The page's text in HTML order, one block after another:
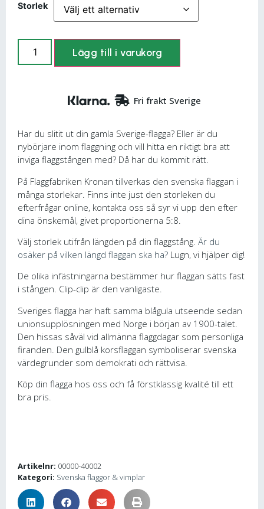
Storlek
Lägg till i varukorg
Fri frakt Sverige
Har du slitit ut din gamla Sverige-flagga? Eller är du
nybörjare inom flaggning och vill hitta en riktigt bra att
inviga flaggstången med? Då har du kommit rätt.
På Flaggfabriken Kronan tillverkas den svenska flaggan i
många storlekar. Finns inte just den storleken du
efterfrågar online, kontakta oss så syr vi upp den efter
dina önskemål, givet proportionerna 5:8.
Välj storlek utifrån längden på din flaggstång. Är du
osäker på vilken längd flaggan ska ha? Lugn, vi hjälper dig!
De olika infästningarna bestämmer hur flaggan sätts fast
i stången. Clip-clip är den vanligaste.
Sveriges flagga har haft samma blågula utseende sedan
unionsupplösningen med Norge i början av 1900-talet.
Den hissas såväl vid allmänna flaggdagar som personliga
firanden. Den gulblå korsflaggan symboliserar svenska
värdegrunder som demokrati och rättvisa.
Köp din flagga hos oss och få förstklassig kvalité till ett
bra pris.
Artikelnr: 00000-40002
Kategori: Svenska flaggor & vimplar